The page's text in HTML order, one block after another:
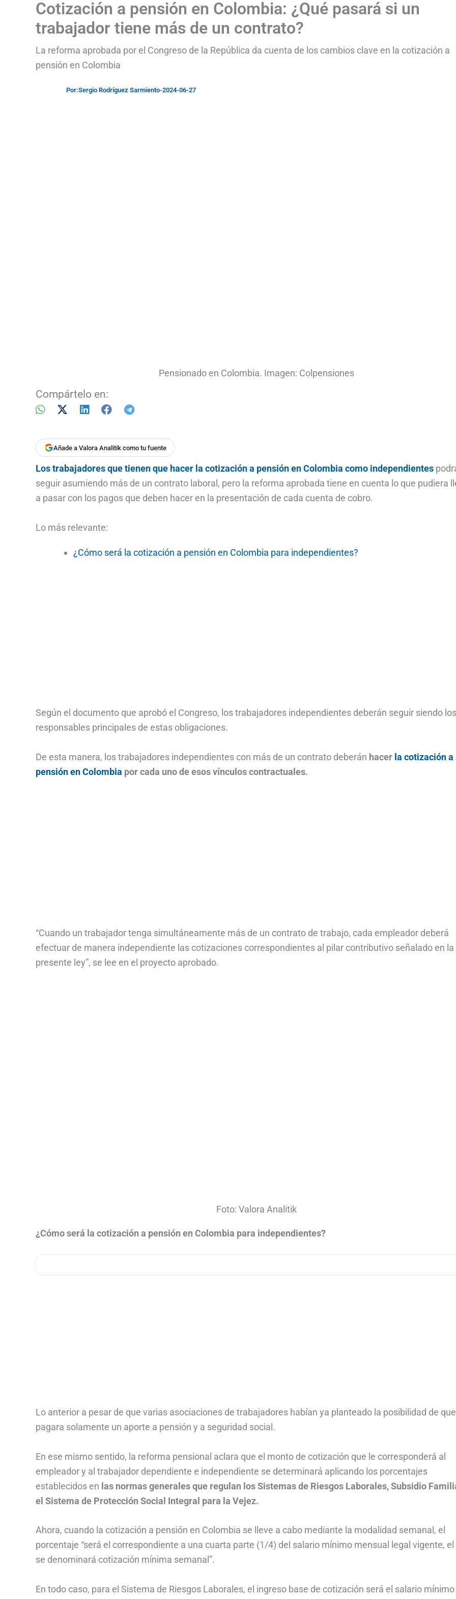
Cotización a pensión en Colombia: ¿Qué pasará si un
trabajador tiene más de un contrato?
La reforma aprobada por el Congreso de la República da cuenta de los cambios clave en la cotización a
pensión en Colombia
Por:Sergio Rodríguez Sarmiento-2024-06-27
Pensionado en Colombia. Imagen: Colpensiones
Compártelo en:
Añade a Valora Analitik como tu fuente
Los trabajadores que tienen que hacer la cotización a pensión en Colombia como independientes
seguir asumiendo más de un contrato laboral, pero la reforma aprobada tiene en cuenta lo que pudiera
a pasar con los pagos que deben hacer en la presentación de cada cuenta de cobro.
Lo más relevante:
¿Cómo será la cotización a pensión en Colombia para independientes?
Según el documento que aprobó el Congreso, los trabajadores independientes deberán seguir siendo los
responsables principales de estas obligaciones.
De esta manera, los trabajadores independientes con más de un contrato deberán hacer la cotización a
pensión en Colombia por cada uno de esos vínculos contractuales.
“Cuando un trabajador tenga simultáneamente más de un contrato de trabajo, cada empleador deberá
efectuar de manera independiente las cotizaciones correspondientes al pilar contributivo señalado en la
presente ley”, se lee en el proyecto aprobado.
Foto: Valora Analitik
¿Cómo será la cotización a pensión en Colombia para independientes?
Lo anterior a pesar de que varias asociaciones de trabajadores habían ya planteado la posibilidad de
pagara solamente un aporte a pensión y a seguridad social.
En ese mismo sentido, la reforma pensional aclara que el monto de cotización que le corresponderá al
empleador y al trabajador dependiente e independiente se determinará aplicando los porcentajes
establecidos en las normas generales que regulan los Sistemas de Riesgos Laborales, Subsidio
el Sistema de Protección Social Integral para la Vejez.
Ahora, cuando la cotización a pensión en Colombia se lleve a cabo mediante la modalidad semanal, el
porcentaje “será el correspondiente a una cuarta parte (1/4) del salario mínimo mensual legal vigente, el
se denominará cotización mínima semanal”.
En todo caso, para el Sistema de Riesgos Laborales, el ingreso base de cotización será el salario